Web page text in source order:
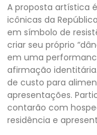
A proposta artística
icônicas da
em símbolo de
criar seu próprio
em uma
afirmação
de custo para
apresentações.
contarão com
residência e